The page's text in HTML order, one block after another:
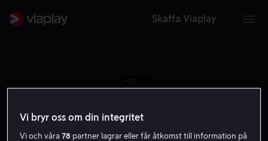
Skaffa Viaplay
Vi bryr oss om din integritet
Vi och våra78 partner lagrar eller får åtkomst till information på